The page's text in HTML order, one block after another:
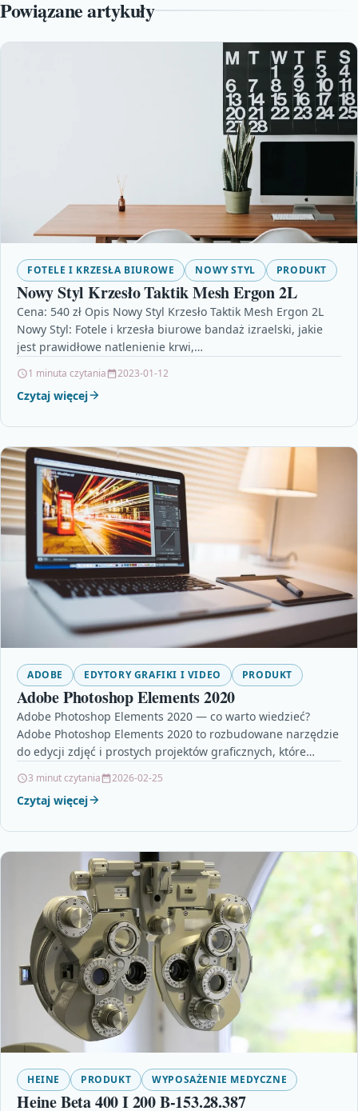
Powiązane artykuły
FOTELE I KRZESŁA BIUROWE NOWY STYL PRODUKT
Nowy Styl Krzesło Taktik Mesh Ergon 2L
Cena: 540 zł Opis Nowy Styl Krzesło Taktik Mesh Ergon 2L
Nowy Styl: Fotele i krzesła biurowe bandaż izraelski, jakie
jest prawidłowe natlenienie krwi,…
1 minuta czytania 2023-01-12
Czytaj więcej
ADOBE EDYTORY GRAFIKI I VIDEO PRODUKT
Adobe Photoshop Elements 2020
Adobe Photoshop Elements 2020 — co warto wiedzieć?
Adobe Photoshop Elements 2020 to rozbudowane narzędzie
do edycji zdjęć i prostych projektów graficznych, które
3 minut czytania 2026-02-25
Czytaj więcej
HEINE PRODUKT WYPOSAŻENIE MEDYCZNE
Heine Beta 400 I 200 B-153.28.387